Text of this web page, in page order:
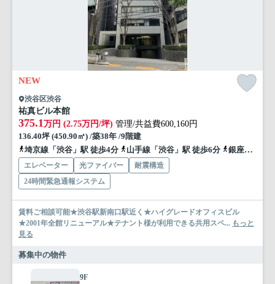
NEW
渋谷区渋谷
祐真ビル本館
375.1万円 (2.75万円/坪) 管理/共益費600,160円
136.40坪 (450.90㎡) /築38年 /9階建
埼京線「渋谷」駅 徒歩4分
山手線「渋谷」駅 徒歩6分 銀座線「渋谷」駅 徒歩4分
エレベーター 光ファイバー
耐震構造
24時間緊急通報システム
賃料ご相談可能★渋谷駅新南口駅近く★ハイグレードオフィスビル
★2001年全館リニューアル★テナント様が利用できる共用スペ... もっと
見る
募集中の物件
9F